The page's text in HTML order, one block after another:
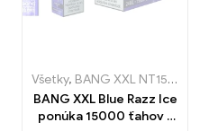
Jednorazové e-cigarety Slovensko
Všetky, BANG XXL NT15000
BANG XXL Blue Razz Ice
ponúka 15000 ťahov s